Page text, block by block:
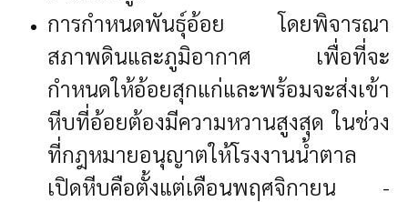
การกำหนดพันธุ์อ้อย โดยพิจารณา
สภาพดินและภูมิอากาศ เพื่อที่จะ
กำหนดให้อ้อยสุกแก่และพร้อมจะส่งเข้า
หีบที่อ้อยต้องมีความหวานสูงสุด ในช่วง
ที่กฎหมายอนุญาตให้โรงงานน้ำตาล
เปิดหีบคือตั้งแต่เดือนพฤศจิกายน -